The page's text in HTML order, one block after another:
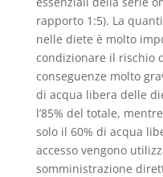
rapporto 1:5). La
nelle diete è molto
condizionare il rischio
conseguenze molto
di acqua libera delle
l’85% del totale,
solo il 60% di acqua
accesso vengono
somministrazione